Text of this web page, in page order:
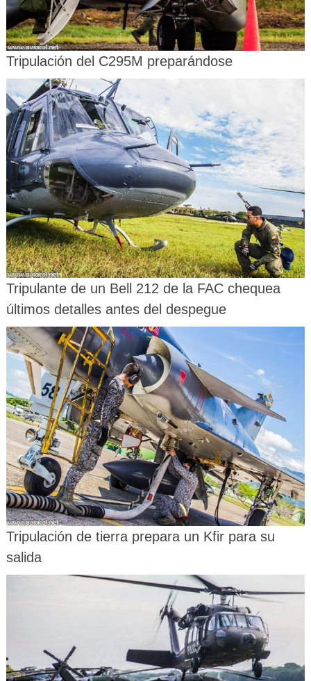
Tripulación del C295M preparándose
Tripulante de un Bell 212 de la FAC chequea
últimos detalles antes del despegue
Tripulación de tierra prepara un Kfir para su
salida